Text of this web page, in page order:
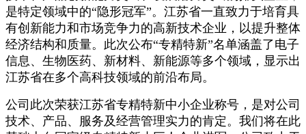
是特定领域中的“隐形冠军”。江苏省一直致力于培育具
有创新能力和市场竞争力的高新技术企业，以提升整体
经济结构和质量。此次公布“专精特新”名单涵盖了电子
信息、生物医药、新材料、新能源等多个领域，显示出
江苏省在多个高科技领域的前沿布局。
公司此次荣获江苏省专精特新中小企业称号，是对公司
技术、产品、服务及经营管理实力的肯定。我们将在此